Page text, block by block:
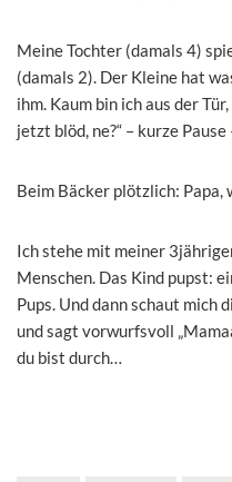
Meine Tochter (damals 4)
(damals 2). Der Kleine hat
ihm. Kaum bin ich aus der
jetzt blöd, ne?“ – kurze
Beim Bäcker plötzlich: Papa,
Ich stehe mit meiner
Menschen. Das Kind pupst:
Pups. Und dann schaut mich
und sagt vorwurfsvoll
du bist durch…